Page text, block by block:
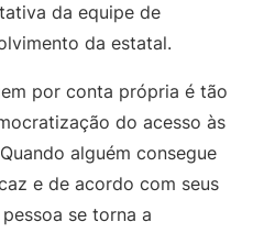
da equipe de
da estatal.
por conta própria é tão
do acesso às
alguém consegue
e de acordo com seus
se torna a